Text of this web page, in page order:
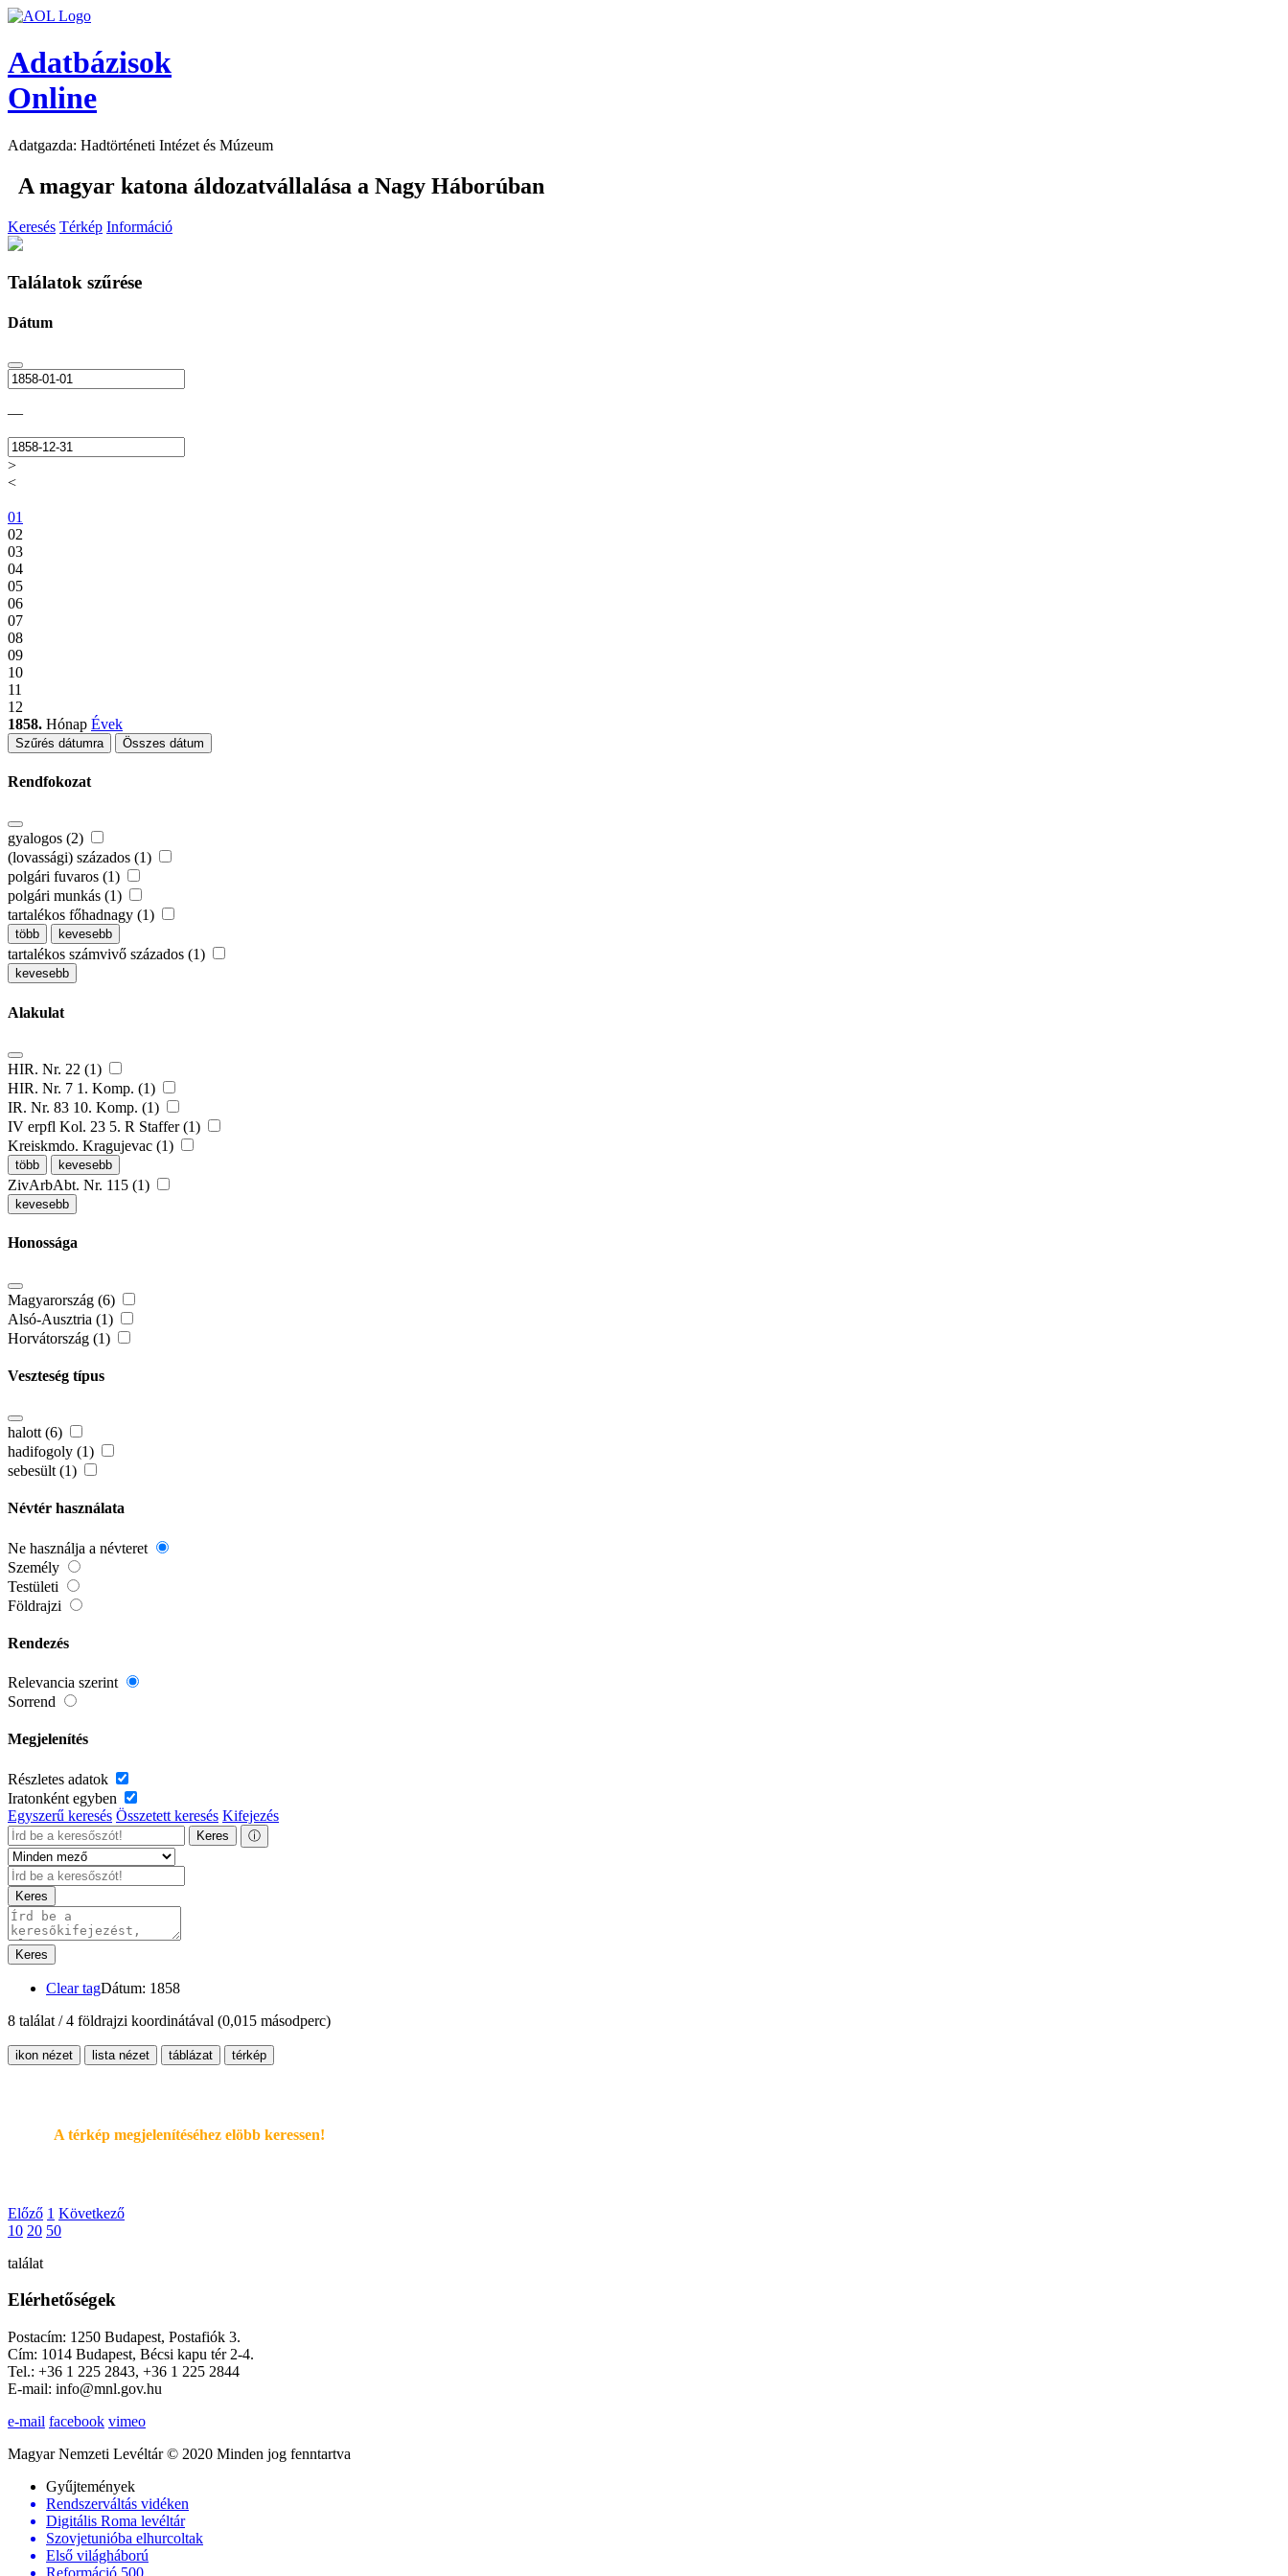
Adatbázisok
Online
Adatgazda: Hadtörténeti Intézet és Múzeum
A magyar katona áldozatvállalása a Nagy Háborúban
Keresés Térkép Információ
Találatok szűrése
Dátum
—
>
<
01
02
03
04
05
06
07
08
09
10
11
12
1858. Hónap Évek
Szűrés dátumra Összes dátum
Rendfokozat
gyalogos (2)
(lovassági) százados (1)
polgári fuvaros (1)
polgári munkás (1)
tartalékos főhadnagy (1)
több kevesebb
tartalékos számvivő százados (1)
kevesebb
Alakulat
HIR. Nr. 22 (1)
HIR. Nr. 7 1. Komp. (1)
IR. Nr. 83 10. Komp. (1)
IV erpfl Kol. 23 5. R Staffer (1)
Kreiskmdo. Kragujevac (1)
több kevesebb
ZivArbAbt. Nr. 115 (1)
kevesebb
Honossága
Magyarország (6)
Alsó-Ausztria (1)
Horvátország (1)
Veszteség típus
halott (6)
hadifogoly (1)
sebesült (1)
Névtér használata
Ne használja a névteret
Személy
Testületi
Földrajzi
Rendezés
Relevancia szerint
Sorrend
Megjelenítés
Részletes adatok
Iratonként egyben
Egyszerű keresés Összetett keresés Kifejezés
Keres ⓘ
Keres
Keres
Clear tagDátum: 1858
8 találat / 4 földrajzi koordinátával (0,015 másodperc)
ikon nézet lista nézet táblázat térkép
A térkép megjelenítéséhez elöbb keressen!
Előző 1 Következő
10 20 50
találat
Elérhetőségek
Postacím: 1250 Budapest, Postafiók 3.
Cím: 1014 Budapest, Bécsi kapu tér 2-4.
Tel.: +36 1 225 2843, +36 1 225 2844
E-mail: info@mnl.gov.hu
e-mail facebook vimeo
Magyar Nemzeti Levéltár © 2020 Minden jog fenntartva
Gyűjtemények
Rendszerváltás vidéken
Digitális Roma levéltár
Szovjetunióba elhurcoltak
Első világháború
Reformáció 500